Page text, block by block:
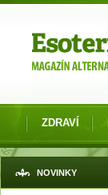
ZDRAVÍ
NOVINKY